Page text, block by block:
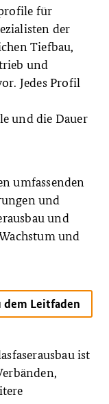
für
der
Tiefbau,
und
Jedes Profil
und die Dauer
umfassenden
und
und
und
dem Leitfaden
ist